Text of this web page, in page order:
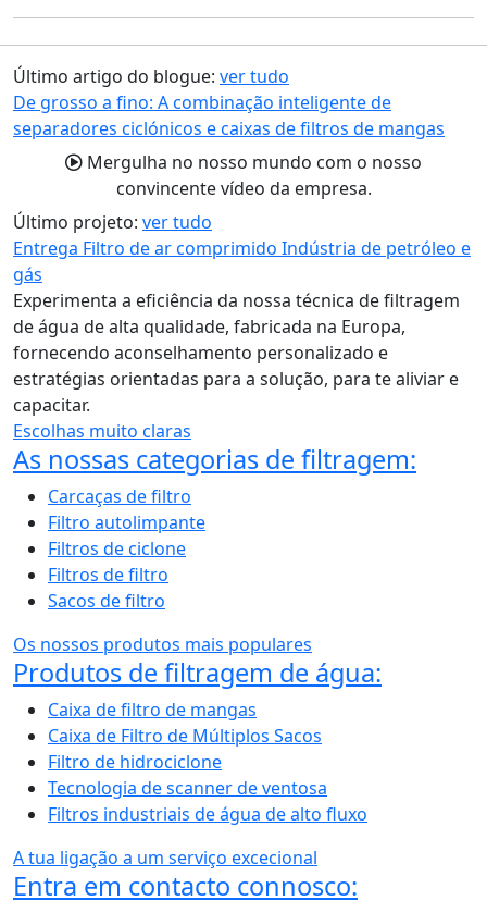
Último artigo do blogue: ver tudo
De grosso a fino: A combinação inteligente de
separadores ciclónicos e caixas de filtros de mangas
Mergulha no nosso mundo com o nosso
convincente vídeo da empresa.
Último projeto: ver tudo
Entrega Filtro de ar comprimido Indústria de petróleo e
gás
Experimenta a eficiência da nossa técnica de filtragem
de água de alta qualidade, fabricada na Europa,
fornecendo aconselhamento personalizado e
estratégias orientadas para a solução, para te aliviar e
capacitar.
Escolhas muito claras
As nossas categorias de filtragem:
Carcaças de filtro
Filtro autolimpante
Filtros de ciclone
Filtros de filtro
Sacos de filtro
Os nossos produtos mais populares
Produtos de filtragem de água:
Caixa de filtro de mangas
Caixa de Filtro de Múltiplos Sacos
Filtro de hidrociclone
Tecnologia de scanner de ventosa
Filtros industriais de água de alto fluxo
A tua ligação a um serviço excecional
Entra em contacto connosco: